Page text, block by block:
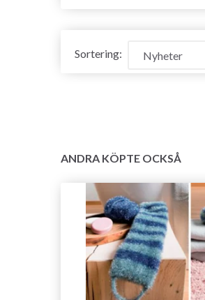
Sortering:
ANDRA KÖPTE OCKSÅ